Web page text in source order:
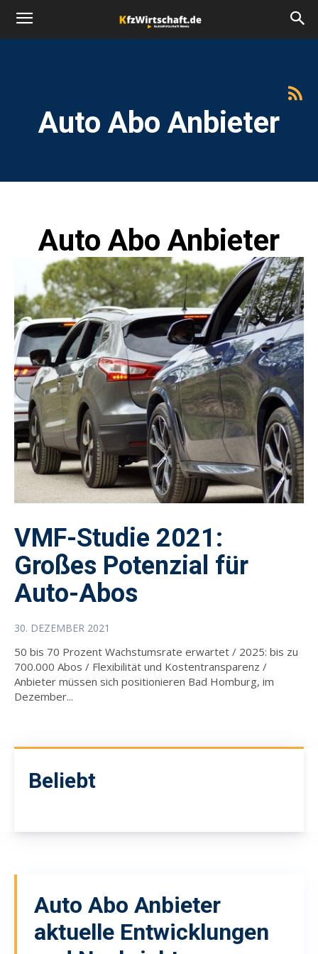
Auto Abo Anbieter
Auto Abo Anbieter
VMF-Studie 2021:
Großes Potenzial für
Auto-Abos
30. DEZEMBER 2021
50 bis 70 Prozent Wachstumsrate erwartet / 2025: bis zu
700.000 Abos / Flexibilität und Kostentransparenz /
Anbieter müssen sich positionieren Bad Homburg, im
Dezember...
Beliebt
Auto Abo Anbieter
aktuelle Entwicklungen